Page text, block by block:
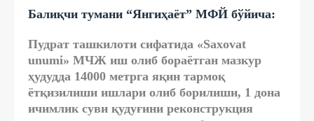
Балиқчи тумани “Янгиҳаёт” МФЙ бўйича:
Пудрат ташкилоти сифатида «Saxovat
unumi» МЧЖ иш олиб бораётган мазкур
ҳудудда 14000 метрга яқин тармоқ
ётқизилиши ишлари олиб борилиши, 1 дона
ичимлик суви қудуғини реконструкция